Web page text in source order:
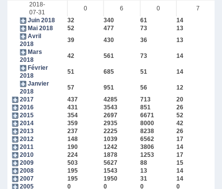
2018-
07-31
0 6 0
7
Juin 2018
32 340 61 14
Mai 2018
52 477 73 13
Avril
2018
39 430 36 13
Mars
2018
42 561 73 14
Février
2018
51 685 51 14
Janvier
2018
57 951 56 12
2017
437 4285 713 20
2016
431 3543 851 26
2015
354 2697 6671 52
2014
359 2935 8000 42
2013
237 2225 8238 26
2012
148 1039 6562 17
2011
190 1242 3806 14
2010
224 1878 1253 17
2009
503 5627 88 15
2008
195 1543 13 14
2007
195 1950 31 14
2005
0 0 0 0